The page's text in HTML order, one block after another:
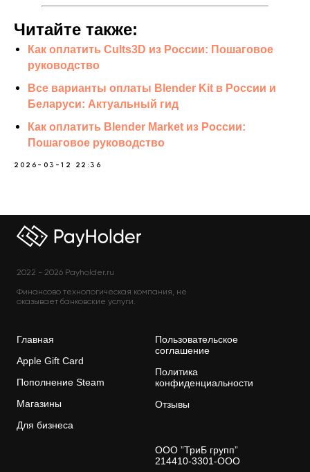
Читайте также:
Как оплатить Cults3D из России: Пошаговое
руководство
Все варианты оплаты Blender Kit в России и
Беларуси: Актуальный гид
Как оплатить Blender Market из России:
Пошаговое руководство
2026-03-12 22:36
2022 - 2026 Payholder.ru
Финансово технологическая компания, не
оказывает банковские услуги.
Главная
Apple Gift Card
Пополнение Steam
Магазины
Для бизнеса
Пользовательское
соглашение
Политика
конфиденциальности
Отзывы
ООО ”ТриБ групп”
214410-3301-ООО